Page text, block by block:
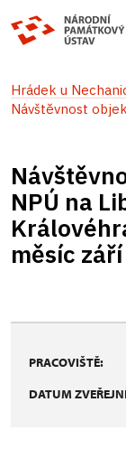
Hrádek u
Návštěvnost
NPÚ na
měsíc
PRACOVIŠTĚ:
DATUM